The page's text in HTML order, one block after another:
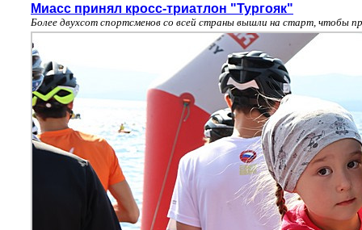
Миасс принял кросс-триатлон "Тургояк"
Более двухсот спортсменов со всей страны вышли на старт, чтобы